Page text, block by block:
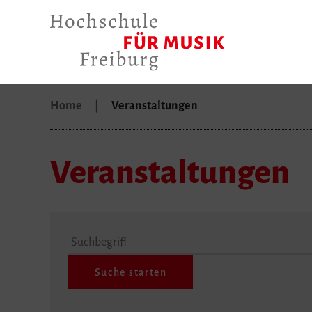
Home Veranstaltungen
Veranstaltungen
Suchbegriff